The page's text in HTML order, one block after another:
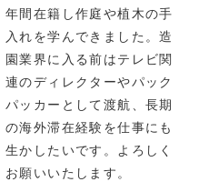
年間在籍し作庭や植木の手
入れを学んできました。造
園業界に入る前はテレビ関
連のディレクターやパック
パッカーとして渡航、長期
の海外滞在経験を仕事にも
生かしたいです。よろしく
お願いいたします。